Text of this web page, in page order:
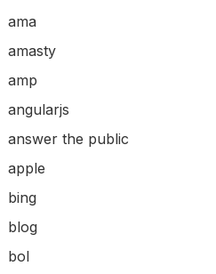
ama
amasty
amp
angularjs
answer the public
apple
bing
blog
bol